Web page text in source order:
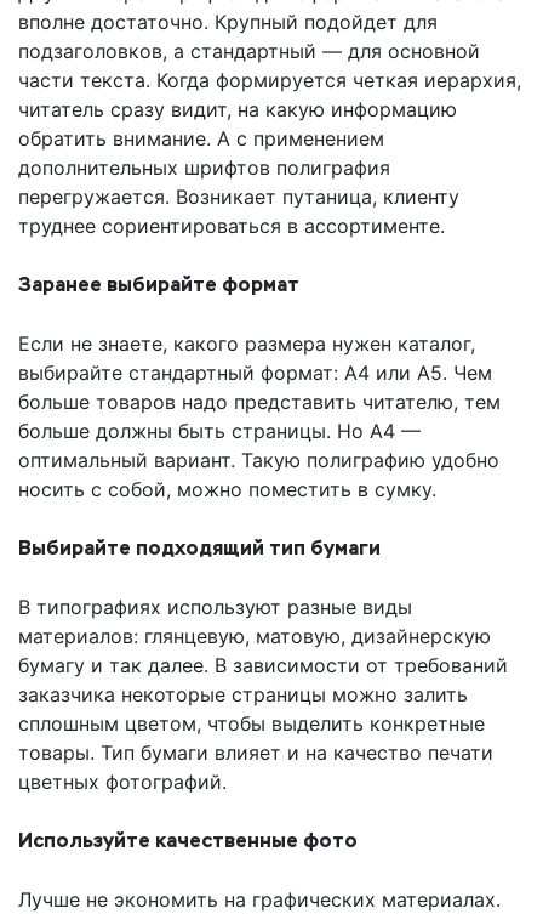
вполне достаточно. Крупный подойдет для
подзаголовков, а стандартный — для основной
части текста. Когда формируется четкая иерархия,
читатель сразу видит, на какую информацию
обратить внимание. А с применением
дополнительных шрифтов полиграфия
перегружается. Возникает путаница, клиенту
труднее сориентироваться в ассортименте.
Заранее выбирайте формат
Если не знаете, какого размера нужен каталог,
выбирайте стандартный формат: А4 или А5. Чем
больше товаров надо представить читателю, тем
больше должны быть страницы. Но А4 —
оптимальный вариант. Такую полиграфию удобно
носить с собой, можно поместить в сумку.
Выбирайте подходящий тип бумаги
В типографиях используют разные виды
материалов: глянцевую, матовую, дизайнерскую
бумагу и так далее. В зависимости от требований
заказчика некоторые страницы можно залить
сплошным цветом, чтобы выделить конкретные
товары. Тип бумаги влияет и на качество печати
цветных фотографий.
Используйте качественные фото
Лучше не экономить на графических материалах.